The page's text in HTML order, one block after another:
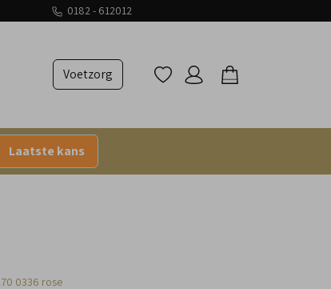
0182 - 612012
Voetzorg
Laatste kans
0336 rose